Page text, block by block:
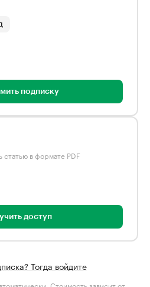
подписку
статью в формате PDF
доступ
Тогда войдите